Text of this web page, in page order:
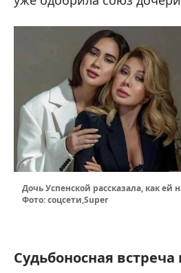
Дочь Успенской рассказала, как
Фото: соцсети,Super
Судьбоносная